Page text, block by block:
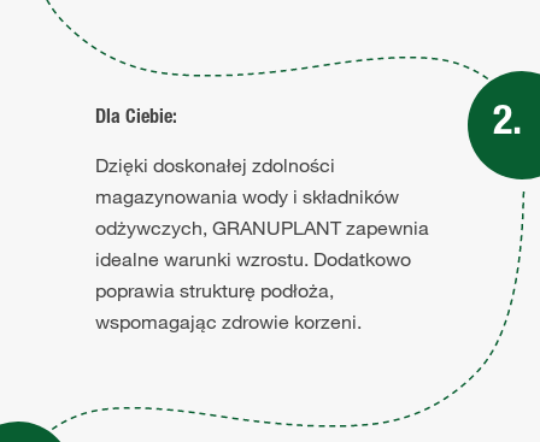
Dla Ciebie:
Dzięki doskonałej zdolności
magazynowania wody i składników
odżywczych, GRANUPLANT zapewnia
idealne warunki wzrostu. Dodatkowo
poprawia strukturę podłoża,
wspomagając zdrowie korzeni.